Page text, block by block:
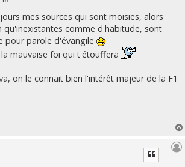
mes sources qui sont moisies, alors
qu'inexistantes comme d'habitude, sont
pour parole d'évangile
mauvaise foi qui t'étouffera
on le connait bien l'intérêt majeur de la F1